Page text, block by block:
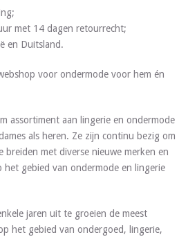
met 14 dagen retourrecht;
en Duitsland.
voor ondermode voor hem én
assortiment aan lingerie en ondermode
als heren. Ze zijn continu bezig om
breiden met diverse nieuwe merken en
gebied van ondermode en lingerie
jaren uit te groeien de meest
het gebied van ondergoed, lingerie,